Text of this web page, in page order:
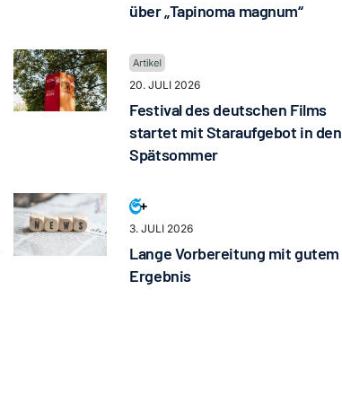
über „Tapinoma magnum“
20. JULI 2026
Festival des deutschen Films
startet mit Staraufgebot in den
Spätsommer
3. JULI 2026
Lange Vorbereitung mit gutem
Ergebnis